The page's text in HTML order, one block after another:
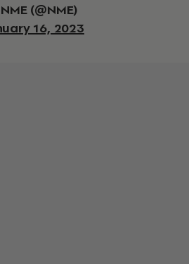
(@NME)
16, 2023